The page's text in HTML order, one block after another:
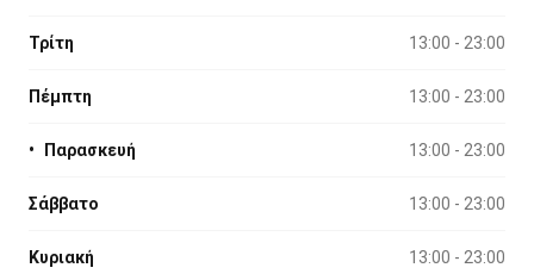
Τρίτη 13:00 - 23:00
Πέμπτη 13:00 - 23:00
• Παρασκευή 13:00 - 23:00
Σάββατο 13:00 - 23:00
Κυριακή 13:00 - 23:00